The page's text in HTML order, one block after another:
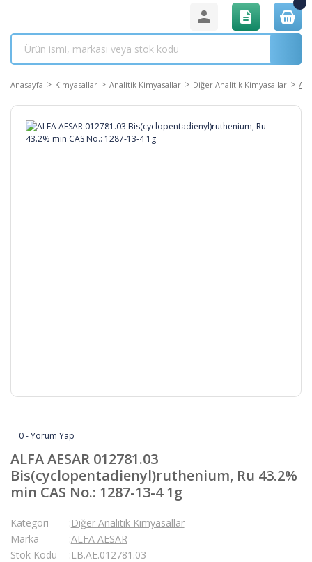
Anasayfa Kimyasallar Analitik Kimyasallar Diğer Analitik Kimyasallar
0 - Yorum Yap
ALFA AESAR 012781.03
Bis(cyclopentadienyl)ruthenium, Ru 43.2%
min CAS No.: 1287-13-4 1g
Kategori
Diğer Analitik Kimyasallar
Marka
ALFA AESAR
Stok Kodu
LB.AE.012781.03